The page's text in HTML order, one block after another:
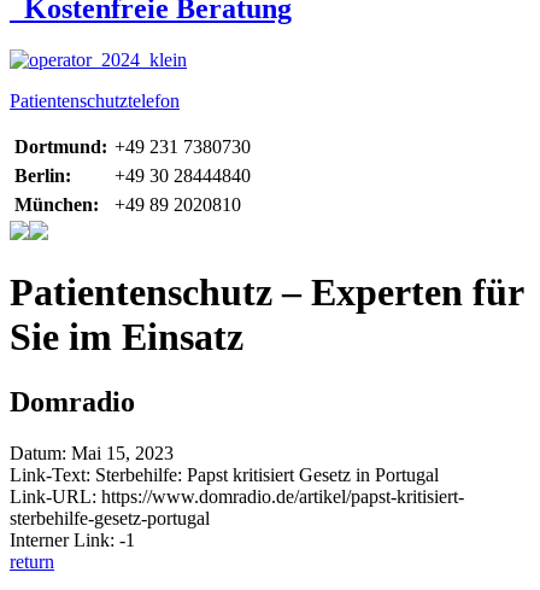
Kostenfreie Beratung
Patientenschutztelefon
Dortmund: +49 231 7380730
Berlin:
+49 30 28444840
München:
+49 89 2020810
Patientenschutz – Experten für
Sie im Einsatz
Domradio
Datum: Mai 15, 2023
Link-Text: Sterbehilfe: Papst kritisiert Gesetz in Portugal
Link-URL: https://www.domradio.de/artikel/papst-kritisiert-
sterbehilfe-gesetz-portugal
Interner Link: -1
return